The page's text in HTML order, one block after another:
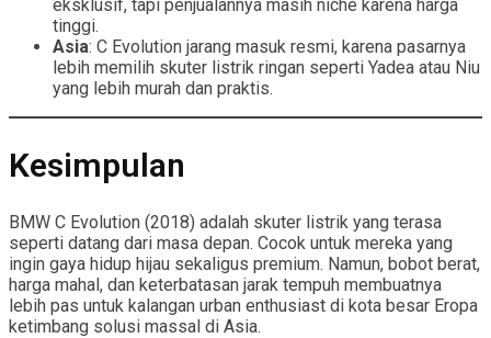
eksklusif, tapi penjualannya masih niche karena harga
tinggi.
Asia: C Evolution jarang masuk resmi, karena pasarnya
lebih memilih skuter listrik ringan seperti Yadea atau Niu
yang lebih murah dan praktis.
Kesimpulan
BMW C Evolution (2018) adalah skuter listrik yang terasa
seperti datang dari masa depan. Cocok untuk mereka yang
ingin gaya hidup hijau sekaligus premium. Namun, bobot berat,
harga mahal, dan keterbatasan jarak tempuh membuatnya
lebih pas untuk kalangan urban enthusiast di kota besar Eropa
ketimbang solusi massal di Asia.